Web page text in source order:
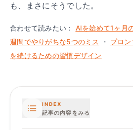
も、まさにそうでした。
合わせて読みたい： AIを始めて1ヶ月
週間でやりがちな5つのミス
・ プロ
を続けるための習慣デザイン
INDEX
記事の内容をみる